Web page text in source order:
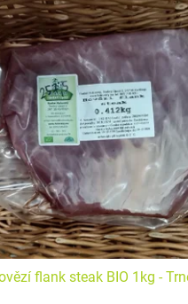
flank steak BIO 1kg -